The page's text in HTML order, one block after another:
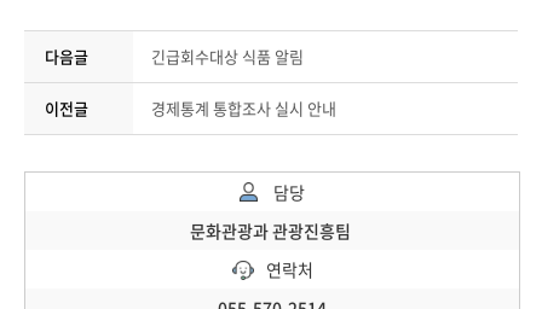
다음글 긴급회수대상 식품 알림
이전글 경제통계 통합조사 실시 안내
담당
문화관광과 관광진흥팀
연락처